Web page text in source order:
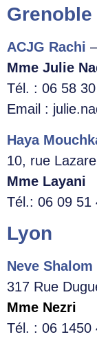
Grenoble
ACJG Rachi
Mme Julie
Tél. : 06 58
Email :
Haya
10, rue
Mme Layani
Tél.: 06 09 51
Lyon
Neve Shalom
317 Rue
Mme Nezri
Tél. : 06 1450